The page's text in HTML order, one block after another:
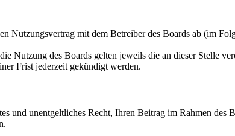
mit dem Betreiber des Boards ab (im
Nutzung des Boards gelten jeweils die an dieser Stelle
Frist jederzeit gekündigt werden.
und unentgeltliches Recht, Ihren Beitrag im Rahmen des